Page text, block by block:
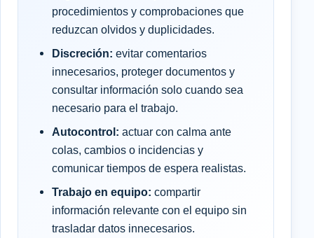
procedimientos y comprobaciones que
reduzcan olvidos y duplicidades.
Discreción: evitar comentarios
innecesarios, proteger documentos y
consultar información solo cuando sea
necesario para el trabajo.
Autocontrol: actuar con calma ante
colas, cambios o incidencias y
comunicar tiempos de espera realistas.
Trabajo en equipo: compartir
información relevante con el equipo sin
trasladar datos innecesarios.